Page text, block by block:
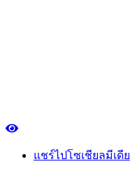
แชร์ไปโซเชียลมีเดีย